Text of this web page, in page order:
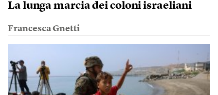
La lunga marcia dei coloni israeliani
Francesca Gnetti